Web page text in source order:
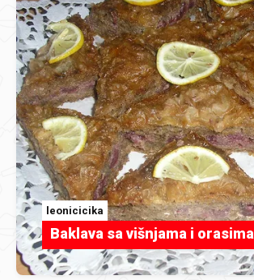
leonicicika
Baklava sa višnjama i orasima